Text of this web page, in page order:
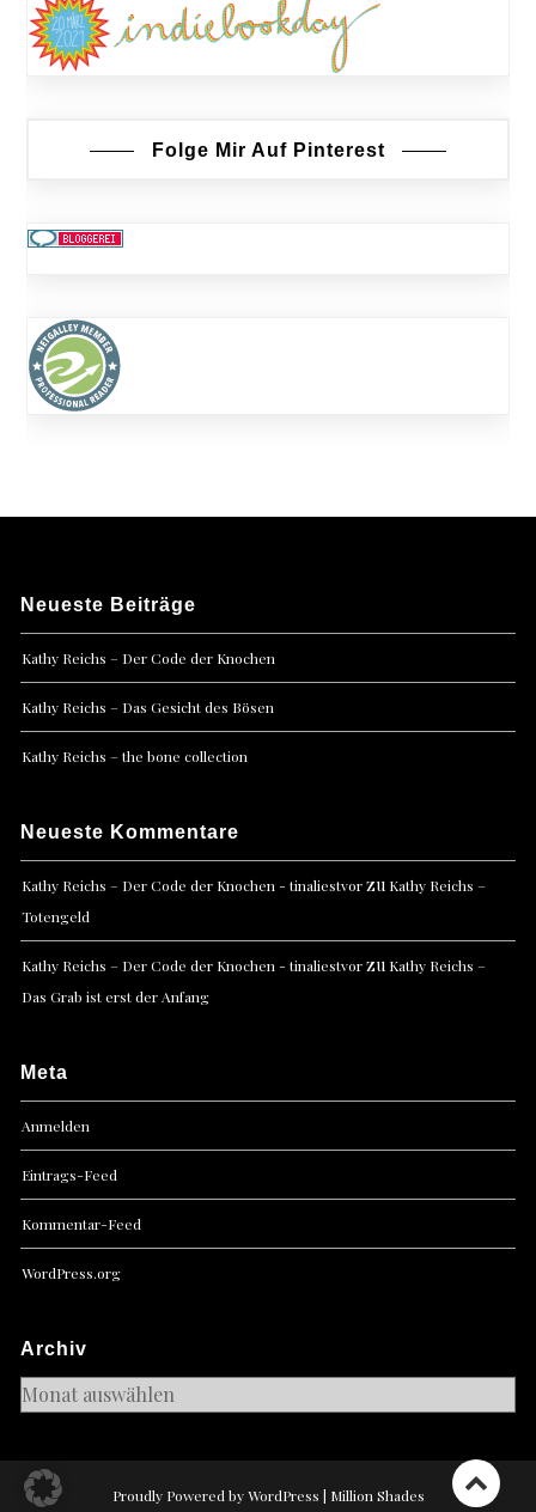
Folge Mir Auf Pinterest
Neueste Beiträge
Kathy Reichs – Der Code der Knochen
Kathy Reichs – Das Gesicht des Bösen
Kathy Reichs – the bone collection
Neueste Kommentare
Kathy Reichs – Der Code der Knochen - tinaliestvorzu Kathy Reichs –
Totengeld
Kathy Reichs – Der Code der Knochen - tinaliestvorzu Kathy Reichs –
Das Grab ist erst der Anfang
Meta
Anmelden
Eintrags-Feed
Kommentar-Feed
WordPress.org
Archiv
Archiv
Proudly Powered by WordPress | Million Shades